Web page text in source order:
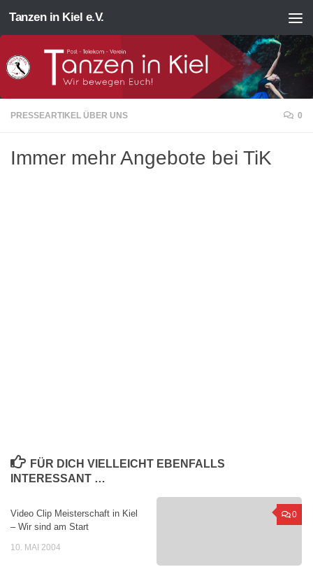
Zum Inhalt springen
Tanzen in Kiel e.V.
PRESSEARTIKEL ÜBER UNS 0
Immer mehr Angebote bei TiK
FÜR DICH VIELLEICHT EBENFALLS
INTERESSANT …
Video Clip Meisterschaft in Kiel
– Wir sind am Start
10. MAI 2004
0